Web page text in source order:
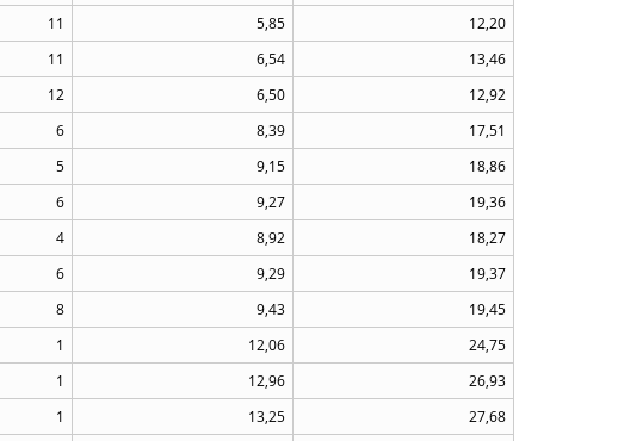
11 5,85
12,20
11 6,54
13,46
12 6,50
12,92
6 8,39
17,51
5 9,15
18,86
6 9,27
19,36
4 8,92
18,27
6 9,29
19,37
8 9,43
19,45
1 12,06
24,75
1 12,96
26,93
1 13,25
27,68